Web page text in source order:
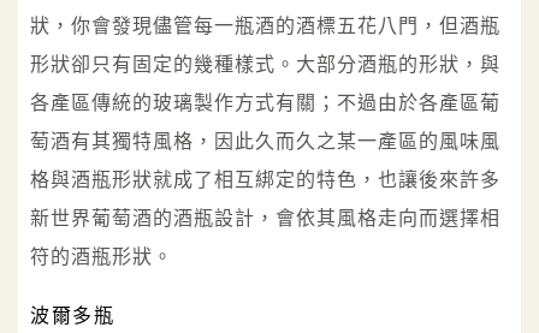
狀，你會發現儘管每一瓶酒的酒標五花八門，但酒瓶
形狀卻只有固定的幾種樣式。大部分酒瓶的形狀，與
各產區傳統的玻璃製作方式有關；不過由於各產區葡
萄酒有其獨特風格，因此久而久之某一產區的風味風
格與酒瓶形狀就成了相互綁定的特色，也讓後來許多
新世界葡萄酒的酒瓶設計，會依其風格走向而選擇相
符的酒瓶形狀。
波爾多瓶